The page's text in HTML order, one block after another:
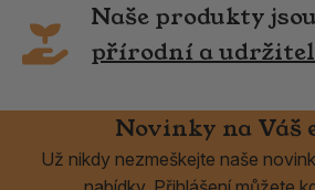
Naše produkty jsou
přírodní a
Novinky na Váš
Už nikdy nezmeškejte naše